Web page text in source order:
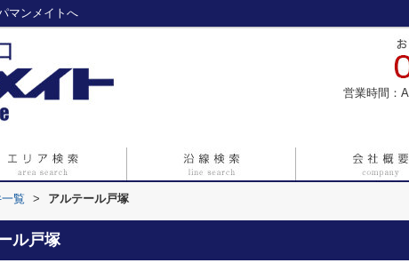
マンメイトへ
営業時間：
覧 > アルテール戸塚
ル戸塚